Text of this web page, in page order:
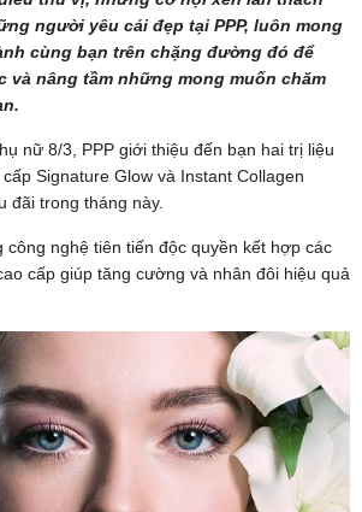
người yêu cái đẹp tại PPP, luôn mong
cùng bạn trên chặng đường đó để
và nâng tầm những mong muốn chăm
nữ 8/3, PPP giới thiệu đến bạn hai trị liệu
Signature Glow và Instant Collagen
đãi trong tháng này.
công nghệ tiên tiến độc quyền kết hợp các
cấp giúp tăng cường và nhân đôi hiệu quả